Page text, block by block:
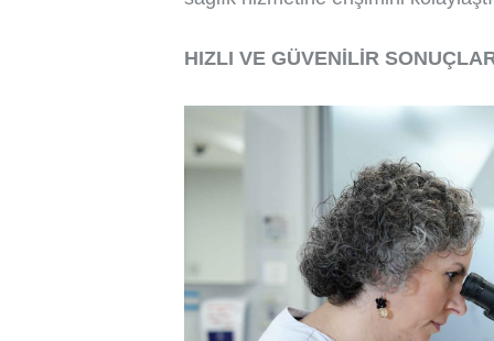
HIZLI VE GÜVENİLİR